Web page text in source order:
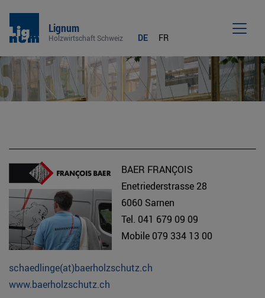
Lignum
Holzwirtschaft Schweiz DE FR
BAER FRANÇOIS
Enetriederstrasse 28
6060 Sarnen
Tel. 041 679 09 09
Mobile 079 334 13 00
schaedlinge(at)baerholzschutz.ch
www.baerholzschutz.ch